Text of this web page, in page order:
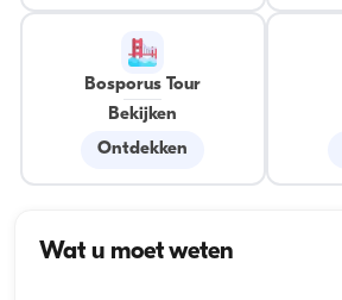
Bosporus Tour
Bekijken
Ontdekken
Wat u moet weten